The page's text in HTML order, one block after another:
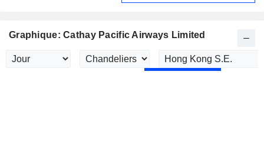
Graphique: Cathay Pacific Airways Limited